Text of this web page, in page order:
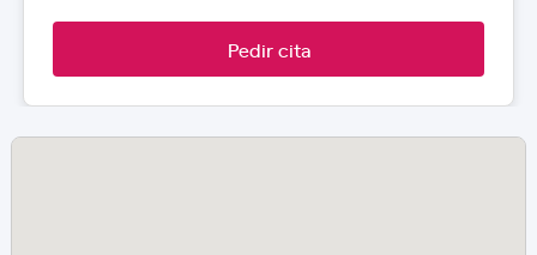
Pedir cita